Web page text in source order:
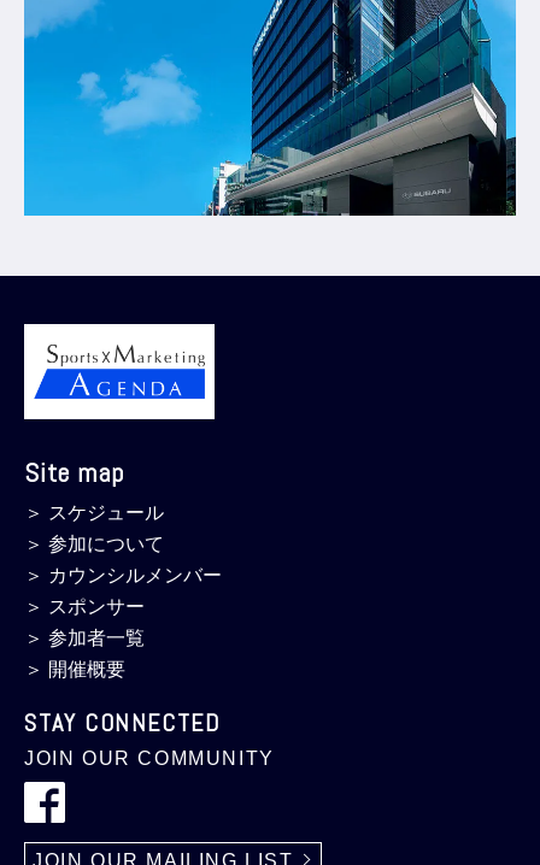
Site map
＞ スケジュール
＞ 参加について
＞ カウンシルメンバー
＞ スポンサー
＞ 参加者一覧
＞ 開催概要
STAY CONNECTED
JOIN OUR COMMUNITY
JOIN OUR MAILING LIST